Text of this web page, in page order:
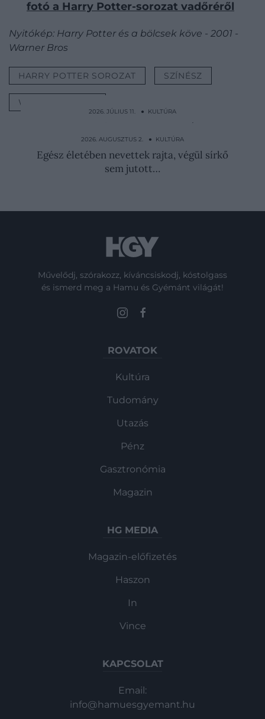
fotó a Harry Potter-sorozat vadőréről
Nyitókép: Harry Potter és a bölcsek köve - 2001 -
Warner Bros
HARRY POTTER SOROZAT SZÍNÉSZ
WARWICK DAVIS
2026. JÚLIUS 11. ● KULTÚRA
A férfi, aki nőként lett a hidegháború
leghírhedtebb kéme
2026. AUGUSZTUS 2. ● KULTÚRA
Egész életében nevettek rajta, végül sírkő
sem jutott…
Művelődj, szórakozz, kíváncsiskodj, kóstolgass
és ismerd meg a Hamu és Gyémánt világát!
ROVATOK
Kultúra
Tudomány
Utazás
Pénz
Gasztronómia
Magazin
HG MEDIA
Magazin-előfizetés
Haszon
In
Vince
KAPCSOLAT
Email:
info@hamuesgyemant.hu